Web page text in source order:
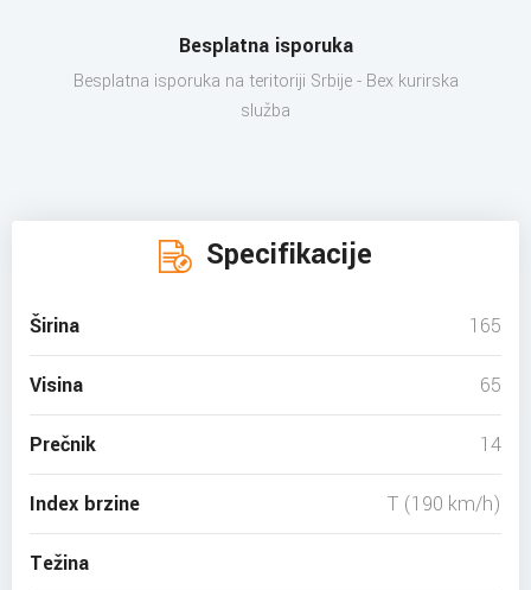
Besplatna isporuka
Besplatna isporuka na teritoriji Srbije - Bex kurirska
služba
Specifikacije
Širina 165
Visina 65
Prečnik 14
Index brzine T (190 km/h)
Težina